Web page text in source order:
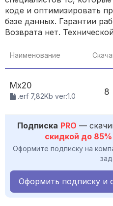
коде и оптимизировать
базе данных. Гарантии
Возврата нет.
Наименование
Мх20
.erf 7,82Kb ver:1.0 8
Подписка PRO —
скидкой до 85%
Оформите подписку на
Оформить подписку и